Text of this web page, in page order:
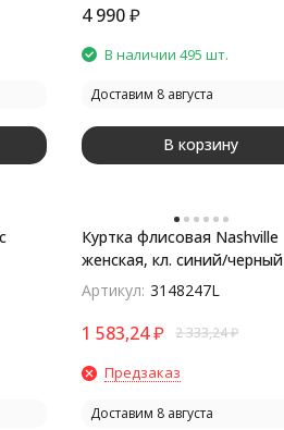
4 990₽
В наличии 495 шт.
Доставим 8 августа
В корзину
Куртка флисовая Nashville
женская, кл. синий/черный
Артикул: 3148247L
1 583,24₽ 2 333,24₽
Предзаказ
Доставим 8 августа